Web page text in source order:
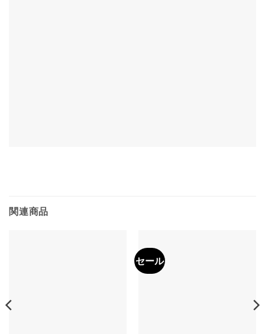
関連商品
セール